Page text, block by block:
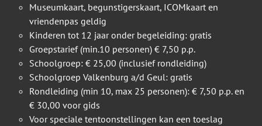
Museumkaart, begunstigerskaart, ICOMkaart en
vriendenpas geldig
Kinderen tot 12 jaar onder begeleiding: gratis
Groepstarief (min.10 personen) € 7,50 p.p.
Schoolgroep: € 25,00 (inclusief rondleiding)
Schoolgroep Valkenburg a/d Geul: gratis
Rondleiding (min 10, max 25 personen): € 7,50 p.p. en
€ 30,00 voor gids
Voor speciale tentoonstellingen kan een toeslag